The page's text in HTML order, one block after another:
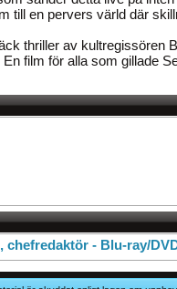
till en pervers värld där
thriller av kultregissören
film för alla som gillade
chefredaktör - Blu-ray/